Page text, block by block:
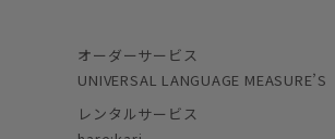
オーダーサービス
UNIVERSAL LANGUAGE MEASURE’S
レンタルサービス